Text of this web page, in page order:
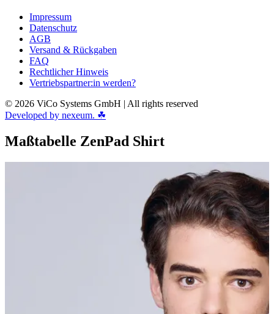
Impressum
Datenschutz
AGB
Versand & Rückgaben
FAQ
Rechtlicher Hinweis
Vertriebspartner:in werden?
© 2026 ViCo Systems GmbH | All rights reserved
Developed by nexeum. ☘
Maßtabelle ZenPad Shirt